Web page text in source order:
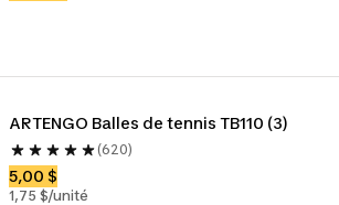
ARTENGO Balles de tennis TB110 (3)
(620)
5,00 $
1,75 $/unité